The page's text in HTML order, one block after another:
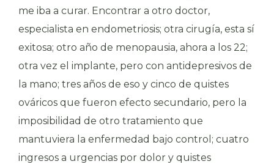
me iba a curar. Encontrar a otro doctor,
especialista en endometriosis; otra cirugía, esta sí
exitosa; otro año de menopausia, ahora a los 22;
otra vez el implante, pero con antidepresivos de
la mano; tres años de eso y cinco de quistes
ováricos que fueron efecto secundario, pero la
imposibilidad de otro tratamiento que
mantuviera la enfermedad bajo control; cuatro
ingresos a urgencias por dolor y quistes